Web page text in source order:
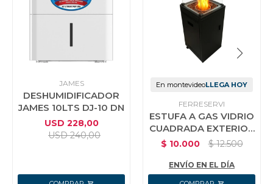
JAMES
DESHUMIDIFICADOR
JAMES 10LTS DJ-10 DN
USD 228,00
USD 240,00
En montevideoLLEGA HOY
FERRESERVI
ESTUFA A GAS VIDRIO
CUADRADA EXTERIOR
NEGRA FIRE PIT
$ 10.000 $ 12.500
ENVÍO EN EL DÍA